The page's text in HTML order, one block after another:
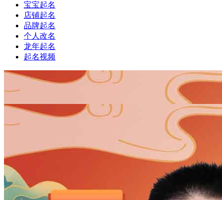
宝宝起名
店铺起名
品牌起名
个人改名
龙年起名
起名视频
当前位置：舜缘居起名> 个人改名